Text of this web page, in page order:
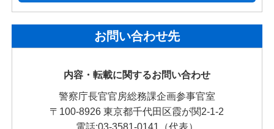
お問い合わせ先
内容・転載に関するお問い合わせ
警察庁長官官房総務課企画参事官室
〒100-8926 東京都千代田区霞が関2-1-2
電話:03-3581-0141（代表）